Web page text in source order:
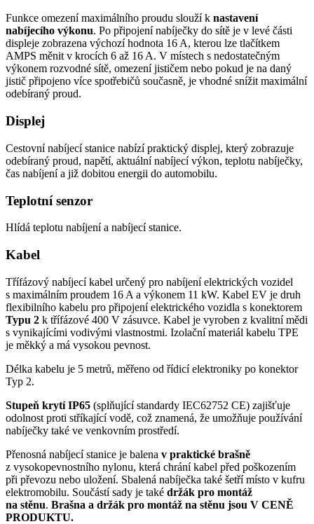
Funkce omezení maximálního proudu slouží k nastavení
nabíjecího výkonu. Po připojení nabíječky do sítě je v levé části
displeje zobrazena výchozí hodnota 16 A, kterou lze tlačítkem
AMPS měnit v krocích 6 až 16 A. V místech s nedostatečným
výkonem rozvodné sítě, omezení jističem nebo pokud je na daný
jistič připojeno více spotřebičů současně, je vhodné snížit maximální
odebíraný proud.
Displej
Cestovní nabíjecí stanice nabízí praktický displej, který zobrazuje
odebíraný proud, napětí, aktuálnínabíjecí výkon, teplotu nabíječky,
čas nabíjení a již dobitou energii do automobilu.
Teplotnísenzor
Hlídá teplotu nabíjení a nabíjecí stanice.
Kabel
Třífázový nabíjecí kabel určený pro nabíjení elektrických vozidel
s maximálním proudem 16 A a výkonem 11 kW. Kabel EV je druh
flexibilního kabelu pro připojení elektrického vozidla s konektorem
Typu 2 k třífázové 400 V zásuvce. Kabel je vyroben z kvalitní mědi
s vynikajícími vodivými vlastnostmi. Izolační materiál kabelu TPE
je měkký a má vysokou pevnost.
Délka kabelu je 5 metrů, měřeno od řídicí elektroniky po konektor
Typ 2.
Stupeň krytíIP65 (splňující standardy IEC62752 CE) zajišťuje
odolnost proti stříkající vodě, což znamená, že umožňuje používání
nabíječky také ve venkovním prostředí.
Přenosná nabíjecí stanice je balena v praktické brašně
z vysokopevnostního nylonu, která chrání kabel před poškozením
při převozu nebo uložení. Sbalená nabíječka také šetří místo v kufru
elektromobilu. Součástí sady je také držák pro montáž
na stěnu. Brašna a držák pro montáž na stěnu jsou V CENĚ
PRODUKTU.